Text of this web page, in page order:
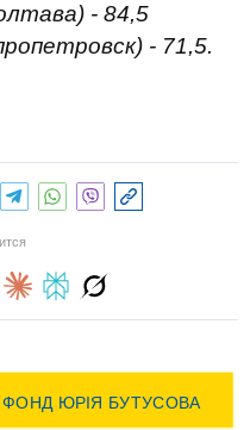
- 84,5
- 71,5.